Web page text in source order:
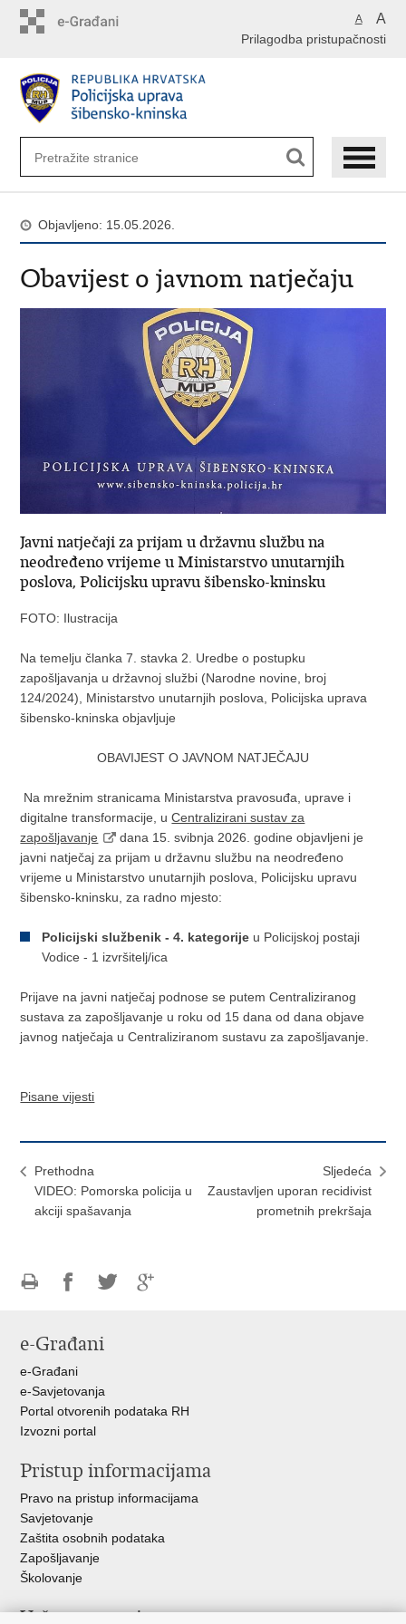
A A
Prilagodba pristupačnosti
Objavljeno: 15.05.2026.
Obavijest o javnom natječaju
Javni natječaji za prijam u državnu službu na
neodređeno vrijeme u Ministarstvo unutarnjih
poslova, Policijsku upravu šibensko-kninsku
FOTO: Ilustracija
Na temelju članka 7. stavka 2. Uredbe o postupku
zapošljavanja u državnoj službi (Narodne novine, broj
124/2024), Ministarstvo unutarnjih poslova, Policijska uprava
šibensko-kninska objavljuje
OBAVIJEST O JAVNOM NATJEČAJU
Na mrežnim stranicama Ministarstva pravosuđa, uprave i
digitalne transformacije, uCentralizirani sustav za
zapošljavanje
dana 15. svibnja 2026. godine objavljeni je
javni natječaj za prijam u državnu službu na neodređeno
vrijeme u Ministarstvo unutarnjih poslova, Policijsku upravu
šibensko-kninsku, za radno mjesto:
Policijski službenik - 4. kategorije u Policijskoj postaji
Vodice - 1 izvršitelj/ica
Prijave na javni natječaj podnose se putem Centraliziranog
sustava za zapošljavanje u roku od 15 dana od dana objave
javnog natječaja u Centraliziranom sustavu za zapošljavanje.
Pisane vijesti
Prethodna
VIDEO: Pomorska policija u
akciji spašavanja
Sljedeća
Zaustavljen uporan recidivist
prometnih prekršaja
FacebookuTwitteru
e-Građani
e-Građani
e-Savjetovanja
Portal otvorenih podataka RH
Izvozni portal
Pristup informacijama
Pravo na pristup informacijama
Savjetovanje
Zaštita osobnih podataka
Zapošljavanje
Školovanje
Važne poveznice